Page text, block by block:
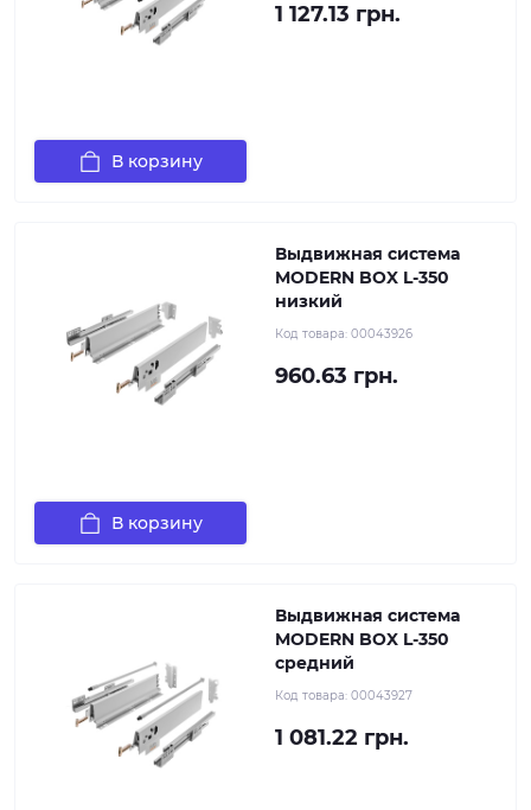
1 127.13 грн.
В корзину
Выдвижная система
MODERN BOX L-350
низкий
Код товара: 00043926
960.63 грн.
В корзину
Выдвижная система
MODERN BOX L-350
средний
Код товара: 00043927
1 081.22 грн.